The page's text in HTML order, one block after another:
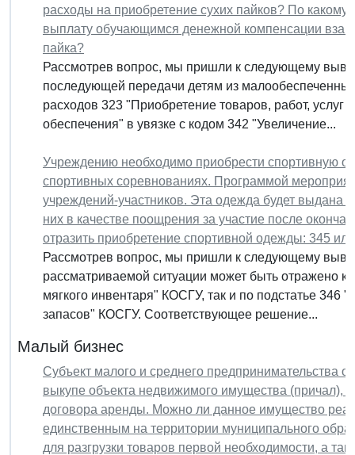
расходы на приобретение сухих пайков? По
выплату обучающимся денежной компенсации
пайка?
Рассмотрев вопрос, мы пришли к следующему
последующей передачи детям из
расходов 323 "Приобретение товаров, работ, услуг
обеспечения" в увязке с кодом 342 "Увеличение...
Учреждению необходимо приобрести спортивную
спортивных соревнованиях. Программой
учреждений-участников. Эта одежда будет выдана
них в качестве поощрения за участие после
отразить приобретение спортивной одежды: 345
Рассмотрев вопрос, мы пришли к следующему
рассматриваемой ситуации может быть отражено
мягкого инвентаря" КОСГУ, так и по подстатье 346
запасов" КОСГУ. Соответствующее решение...
Малый бизнес
Субъект малого и среднего предпринимательства
выкупе объекта недвижимого имущества (причал),
договора аренды. Можно ли данное имущество
единственным на территории муниципального
для разгрузки товаров первой необходимости, а